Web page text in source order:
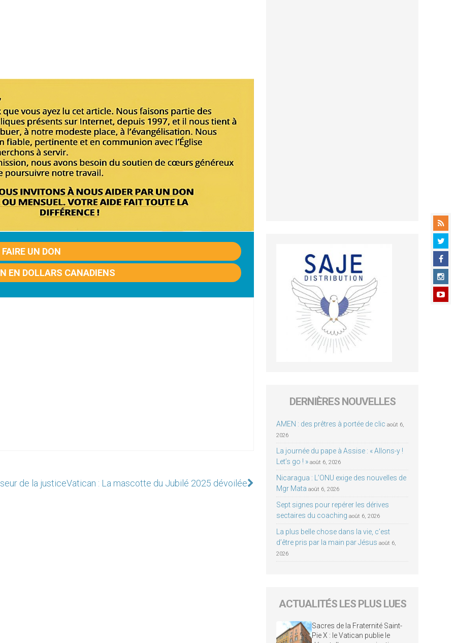
FAIRE UN DON
EN DOLLARS CANADIENS
de la justiceVatican : La mascotte du Jubilé 2025 dévoilée
DERNIÈRES NOUVELLES
AMEN : des prêtres à portée de clic août 6,
2026
La journée du pape à Assise : « Allons-y !
Let’s go ! » août 6, 2026
Nicaragua : L’ONU exige des nouvelles de
Mgr Mata août 6, 2026
Sept signes pour repérer les dérives
sectaires du coaching août 6, 2026
La plus belle chose dans la vie, c’est
d’être pris par la main par Jésus août 6,
2026
ACTUALITÉS LES PLUS LUES
Sacres de la Fraternité Saint-
Pie X : le Vatican publie le